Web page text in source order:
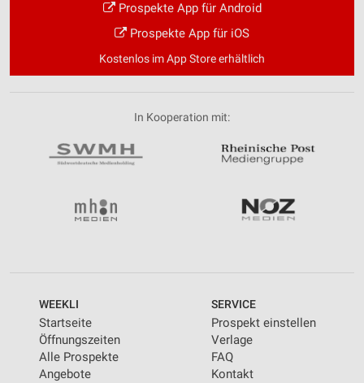
Prospekte App für Android
Prospekte App für iOS
Kostenlos im App Store erhältlich
In Kooperation mit:
WEEKLI
Startseite
Öffnungszeiten
Alle Prospekte
Angebote
SERVICE
Prospekt einstellen
Verlage
FAQ
Kontakt